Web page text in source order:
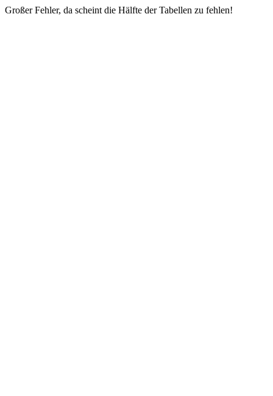
Großer Fehler, da scheint die Hälfte der Tabellen zu fehlen!